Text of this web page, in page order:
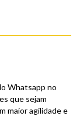
Whatsapp no
que sejam
maior agilidade e